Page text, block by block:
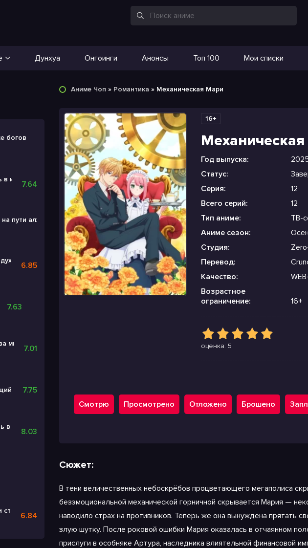
Дунхуа Онгоинги Анонсы Топ 100 Мои списки
богов
ином мире 2
7.64
пути алхимии
6.85
7.63
миров 37.01
демонов: Бесконечный замок
7.75
в ад, Ирума! 4
8.03
становится Святым мечом 2
6.84
Аниме Чоп » Романтика » Механическая Мари
16+
Год выпуска:
Статус:
Серия:
12
Всего серий:
12
Тип аниме:
ТВ-
Аниме сезон:
Студия:
Перевод:
Качество:
Возрастное
ограничение:
16+
оценка: 5
Смотрю Просмотрено Отложено Брошено
Сюжет:
В тени величественных небоскрёбов процветающего мегаполиса
безэмоциональной механической горничной скрывается Мария —
наводило страх на противников. Теперь же она вынуждена прятать
злую шутку. После роковой ошибки Мария оказалась в отчаянном
прислуги в особняке Артура, наследника влиятельной финансовой